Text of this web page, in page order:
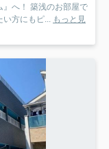
』へ！ 築浅のお部屋で
い方にもピ... もっと見